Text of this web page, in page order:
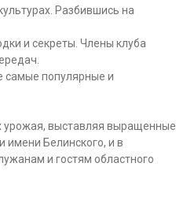
Разбившись на
и секреты. Члены клуба
самые популярные и
урожая, выставляя выращенные
имени Белинского, и в
и гостям областного